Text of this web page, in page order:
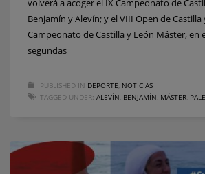
volverá a acoger el IX Campeonato de
Benjamín y Alevín; y el VIII Open de Castilla
Campeonato de Castilla y León Máster, en
segundas
PUBLISHED IN DEPORTE NOTICIAS
TAGGED UNDER: ALEVÍN BENJAMÍN MÁSTER